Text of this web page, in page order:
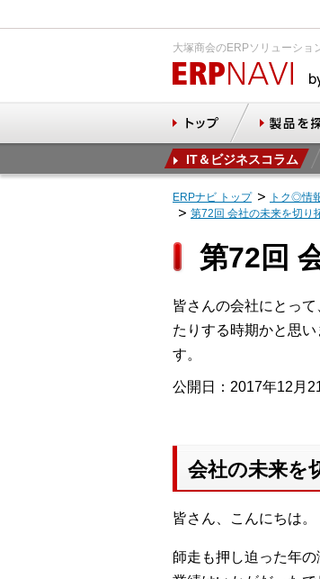
大塚商会のERPソリューショ
IT＆ビジネスコラム
ERPナビ トップ トク◎情
第72回 会社の未来を切り
第72回
皆さんの会社にとっ
たりする時期かと思
す。
公開日：2017年12月
会社の未来を
皆さん、こんにちは。
師走も押し迫った年